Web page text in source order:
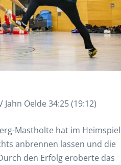
Oelde 34:25 (19:12)
Mastholte hat im Heimspiel
anbrennen lassen und die
den Erfolg eroberte das